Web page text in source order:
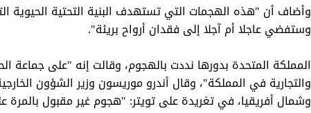
وأضاف أن "هذه الهجمات التي تستهدف البنية التحتية الحيوية
وستفضي عاجلا أم آجلا إلى فقدان أرواح بريئة".
المملكة المتحدة بدورها نددت بالهجوم، وقالت إنه "على جماعة
والتجارية في المملكة"، وقال أندرو موريسون وزير الشؤون
وشمال أفريقيا، في تغريدة على تويتر: "هجوم غير مقبول